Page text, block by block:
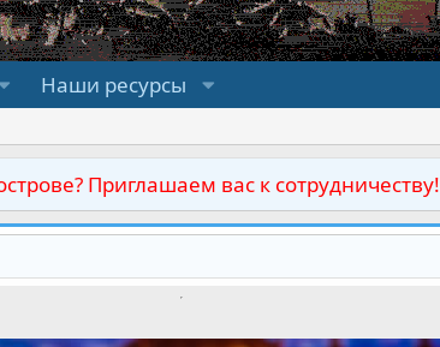
Наши ресурсы
Приглашаем вас к сотрудничеству!